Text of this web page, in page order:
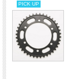
PICK UP